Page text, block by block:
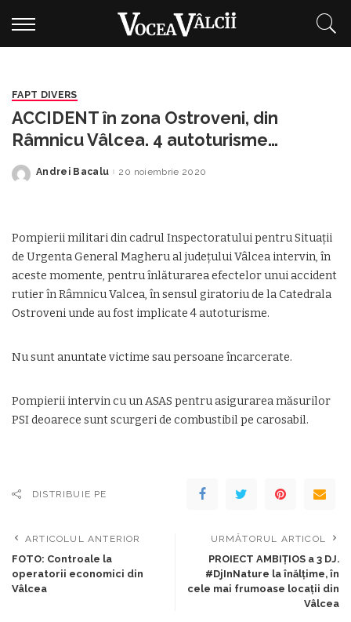
FAPT DIVERS
ACCIDENT în zona Ostroveni, din
Râmnicu Vâlcea. 4 autoturisme
implicate
Posted
Andrei Bacalu 20 noiembrie 2020
Pompierii militari din cadrul Inspectoratului pentru Situații
de Urgenta General Magheru al județului Vâlcea intervin, în
aceste momente, pentru înlăturarea efectelor unui accident
rutier în Râmnicu Valcea, în sensul giratoriu de la Catedrala
Ostroveni unde au fost implicate 4 autoturisme.
Nu sunt anuntate victime sau persoane încarcerate.
Pompierii intervin cu un ASAS pentru asigurarea măsurilor
PSI deoarece sunt scurgeri de combustibil pe carosabil.
DISTRIBUIE PE
ARTICOLUL ANTERIOR
FOTO: Controale la
operatorii economici din
Vâlcea
URMĂTORUL ARTICOL
PROIECT AMBIȚIOS a 3 DJ.
#DjInNature la înălțime, în
cele mai frumoase locații din
Vâlcea